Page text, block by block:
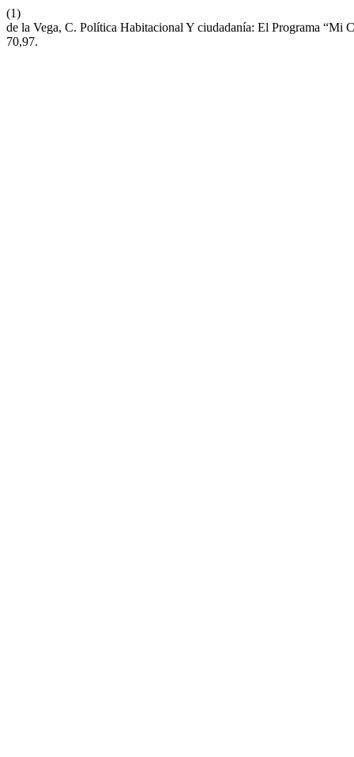
(1)
de la Vega, C. Política Habitacional Y ciudadanía: El Programa
70,97.